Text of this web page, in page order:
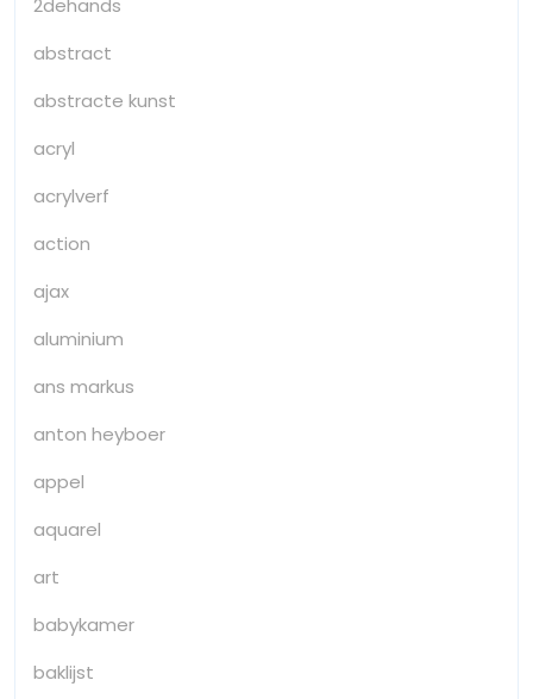
2dehands
abstract
abstracte kunst
acryl
acrylverf
action
ajax
aluminium
ans markus
anton heyboer
appel
aquarel
art
babykamer
baklijst